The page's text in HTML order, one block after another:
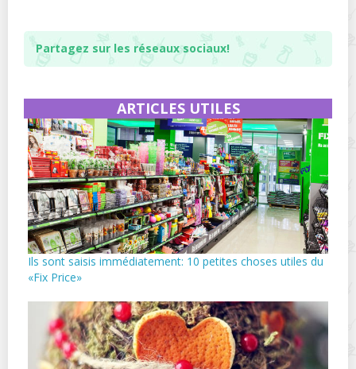
Partagez sur les réseaux sociaux!
ARTICLES UTILES
Ils sont saisis immédiatement: 10 petites choses utiles du
«Fix Price»